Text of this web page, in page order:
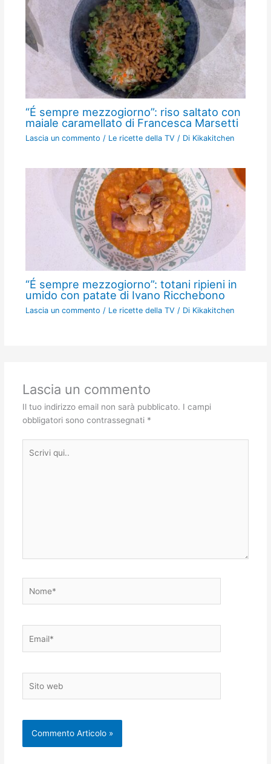
“É sempre mezzogiorno”: riso saltato con
maiale caramellato di Francesca Marsetti
Lascia un commento / Le ricette della TV / Di Kikakitchen
“É sempre mezzogiorno”: totani ripieni in
umido con patate di Ivano Ricchebono
Lascia un commento / Le ricette della TV / Di Kikakitchen
Lascia un commento
Il tuo indirizzo email non sarà pubblicato. I campi
obbligatori sono contrassegnati *
qui..
web